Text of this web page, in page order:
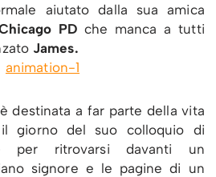
aiutato dalla sua amica
PD che manca a tutti
James.
destinata a far parte della vita
giorno del suo colloquio di
per ritrovarsi davanti un
signore e le pagine di un